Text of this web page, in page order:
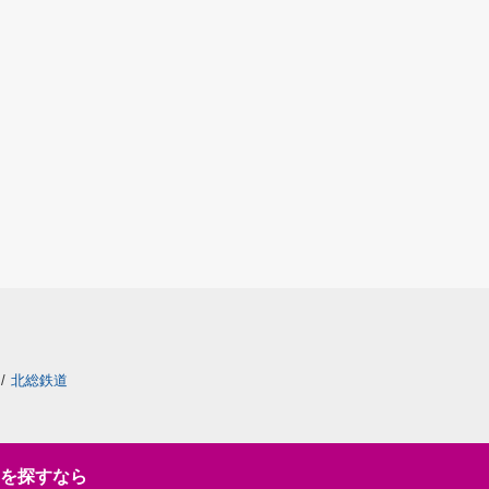
/ 北総鉄道
探すなら